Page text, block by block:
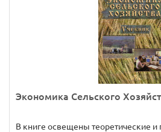
Экономика Сельского
В книге освещены теоретические и